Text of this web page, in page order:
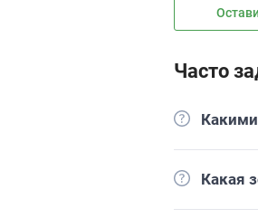
Часто
Какая